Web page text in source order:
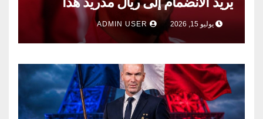
الصيف.
يوليو 15, 2026 ADMIN USER